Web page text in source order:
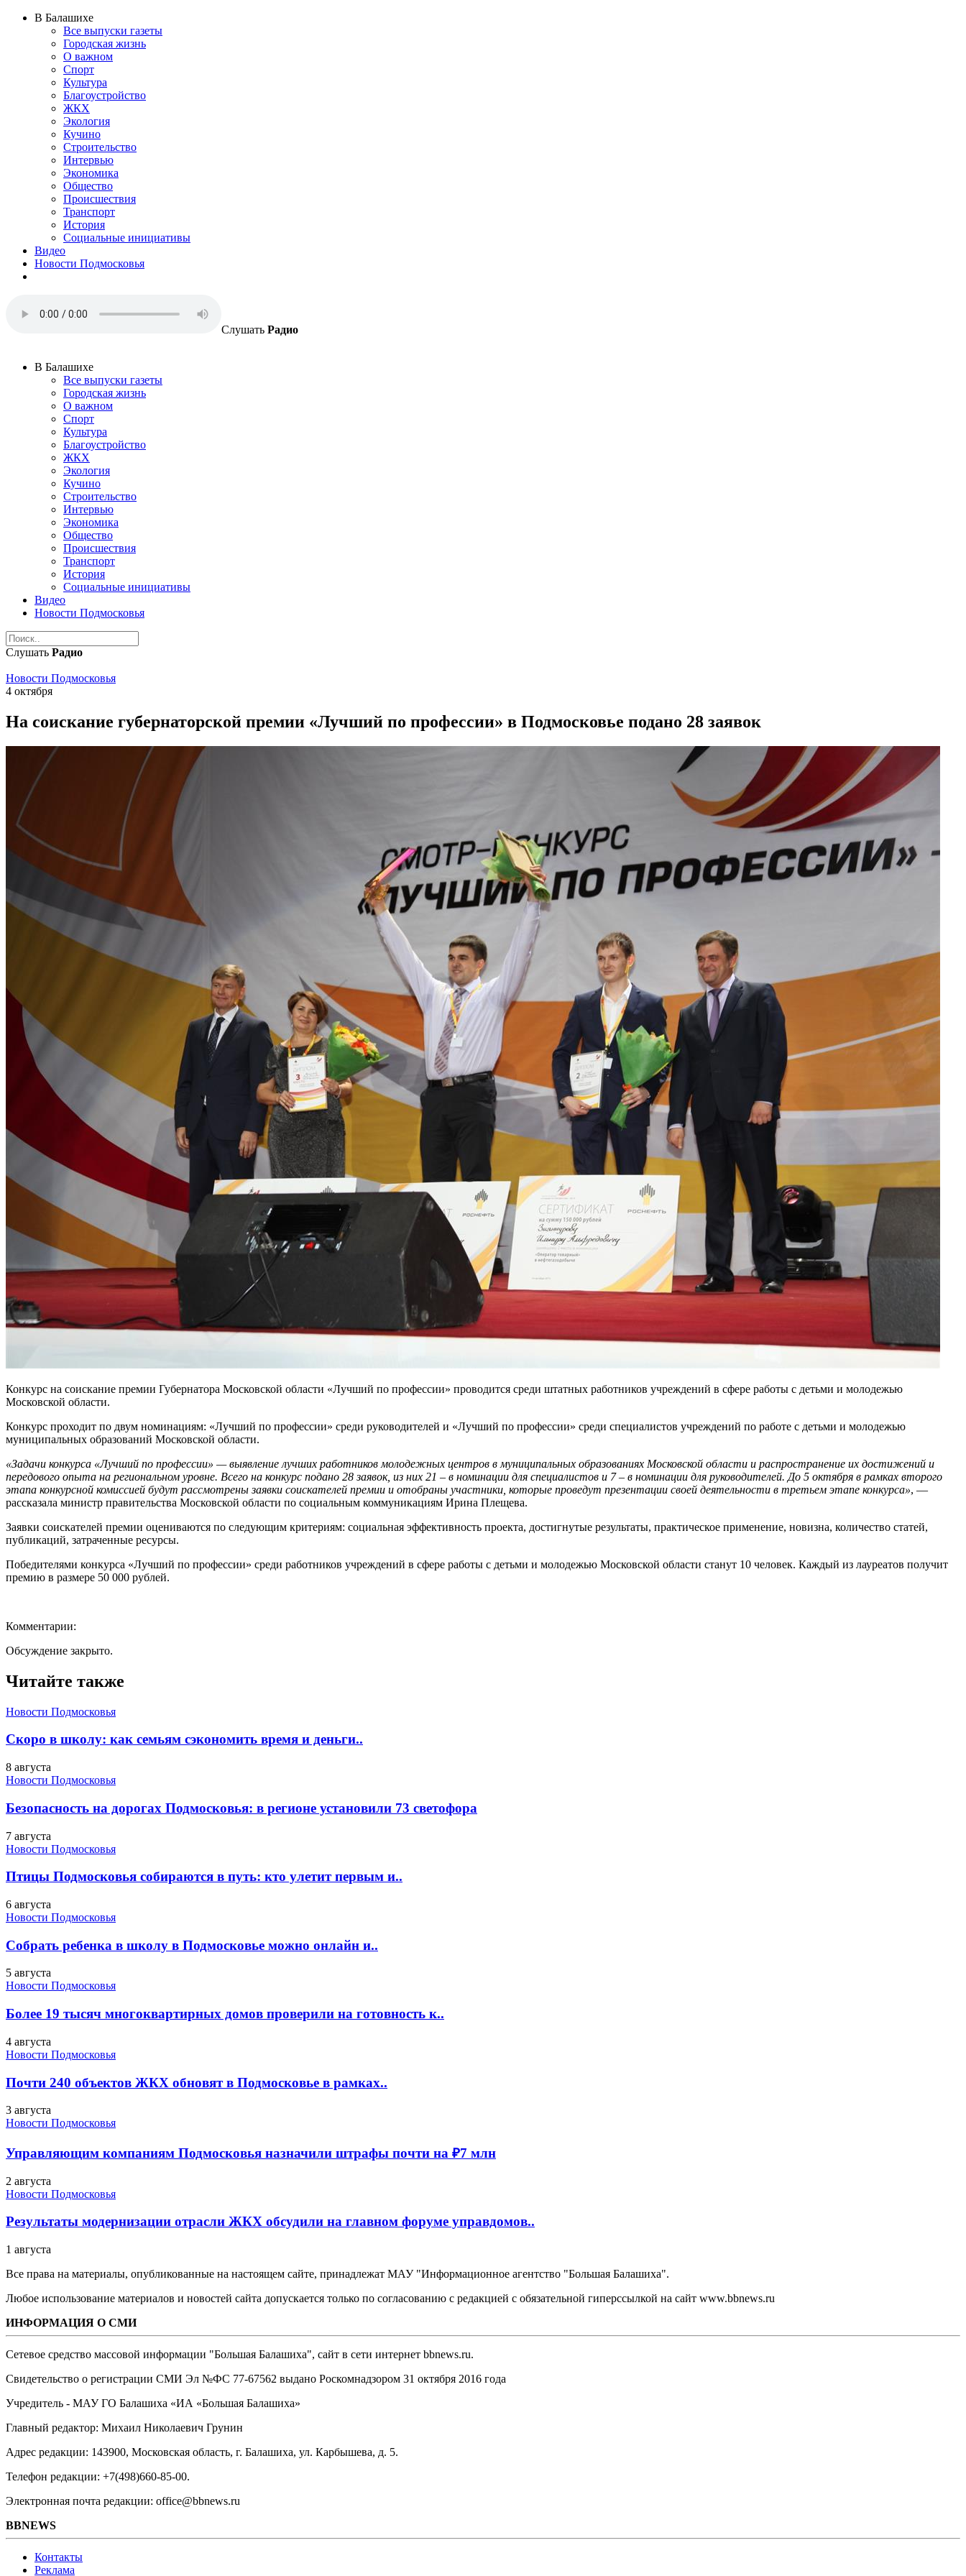
В Балашихе
Все выпуски газеты
Городская жизнь
О важном
Спорт
Культура
Благоустройство
ЖКХ
Экология
Кучино
Строительство
Интервью
Экономика
Общество
Происшествия
Транспорт
История
Социальные инициативы
Видео
Новости Подмосковья
Слушать Радио
В Балашихе
Все выпуски газеты
Городская жизнь
О важном
Спорт
Культура
Благоустройство
ЖКХ
Экология
Кучино
Строительство
Интервью
Экономика
Общество
Происшествия
Транспорт
История
Социальные инициативы
Видео
Новости Подмосковья
Слушать Радио
Новости Подмосковья
4 октября
На соискание губернаторской премии «Лучший по профессии» в Подмосковье подано 28 заявок
Конкурс на соискание премии Губернатора Московской области «Лучший по профессии» проводится среди штатных работников учреждений в сфере работы с детьми и молодежью
Московской области.
Конкурс проходит по двум номинациям: «Лучший по профессии» среди руководителей и «Лучший по профессии» среди специалистов учреждений по работе с детьми и молодежью
муниципальных образований Московской области.
«Задачи конкурса «Лучший по профессии» — выявление лучших работников молодежных центров в муниципальных образованиях Московской области и распространение их достижений и
передового опыта на региональном уровне. Всего на конкурс подано 28 заявок, из них 21 – в номинации для специалистов и 7 – в номинации для руководителей. До 5 октября в рамках второго
этапа конкурсной комиссией будут рассмотрены заявки соискателей премии и отобраны участники, которые проведут презентации своей деятельности в третьем этапе конкурса», —
рассказала министр правительства Московской области по социальным коммуникациям Ирина Плещева.
Заявки соискателей премии оцениваются по следующим критериям: социальная эффективность проекта, достигнутые результаты, практическое применение, новизна, количество статей,
публикаций, затраченные ресурсы.
Победителями конкурса «Лучший по профессии» среди работников учреждений в сфере работы с детьми и молодежью Московской области станут 10 человек. Каждый из лауреатов получит
премию в размере 50 000 рублей.
Комментарии:
Обсуждение закрыто.
Читайте также
Новости Подмосковья
Скоро в школу: как семьям сэкономить время и деньги..
8 августа
Новости Подмосковья
Безопасность на дорогах Подмосковья: в регионе установили 73 светофора
7 августа
Новости Подмосковья
Птицы Подмосковья собираются в путь: кто улетит первым и..
6 августа
Новости Подмосковья
Собрать ребенка в школу в Подмосковье можно онлайн и..
5 августа
Новости Подмосковья
Более 19 тысяч многоквартирных домов проверили на готовность к..
4 августа
Новости Подмосковья
Почти 240 объектов ЖКХ обновят в Подмосковье в рамках..
3 августа
Новости Подмосковья
Управляющим компаниям Подмосковья назначили штрафы почти на ₽7 млн
2 августа
Новости Подмосковья
Результаты модернизации отрасли ЖКХ обсудили на главном форуме управдомов..
1 августа
Все права на материалы, опубликованные на настоящем сайте, принадлежат МАУ "Информационное агентство "Большая Балашиха".
Любое использование материалов и новостей сайта допускается только по согласованию с редакцией с обязательной гиперссылкой на сайт www.bbnews.ru
ИНФОРМАЦИЯ О СМИ
Сетевое средство массовой информации "Большая Балашиха", сайт в сети интернет bbnews.ru.
Свидетельство о регистрации СМИ Эл №ФС ‎77-67562 выдано Роскомнадзором 31 октября 2016 года
Учредитель - МАУ ГО Балашиха «ИА «Большая Балашиха»
Главный редактор: Михаил Николаевич Грунин
Адрес редакции: 143900, Московская область, г. Балашиха, ул. Карбышева, д. 5.
Телефон редакции: +7(498)660-85-00.
Электронная почта редакции: office@bbnews.ru
BBNEWS
Контакты
Реклама